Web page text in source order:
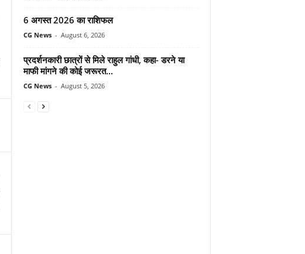
6 अगस्त 2026 का राशिफल
CG News - August 6, 2026
प्रदर्शनकारी छात्रों से मिले राहुल गांधी, कहा- डरने या
माफी मांगने की कोई जरूरत...
CG News - August 5, 2026